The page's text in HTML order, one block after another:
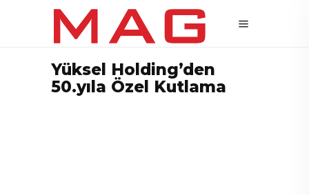
Yüksel Holding’den
50.yıla Özel Kutlama